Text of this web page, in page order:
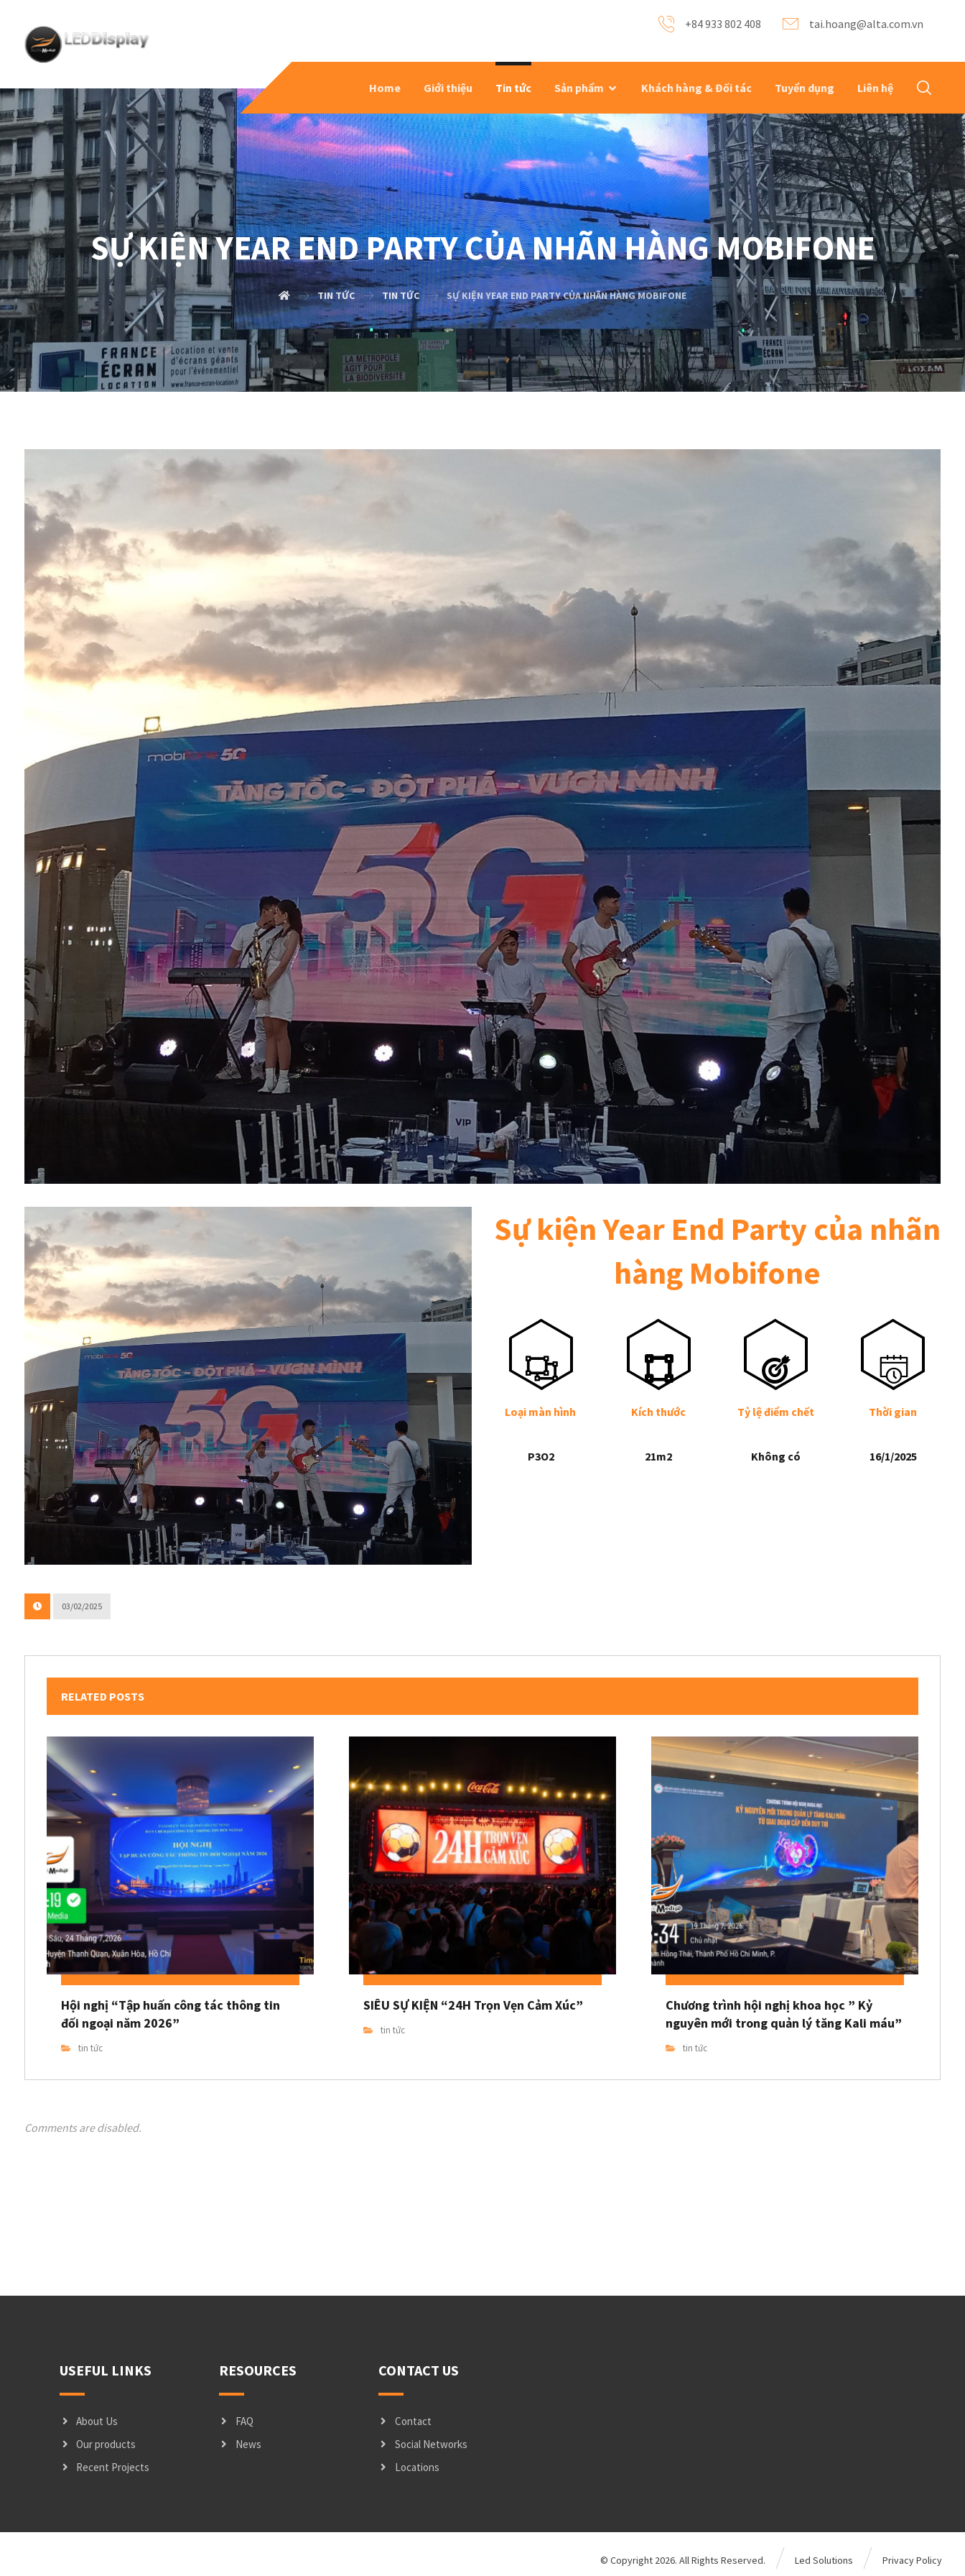
tai.hoang@alta.com.vn
+84 933 802 408
Home Giới thiệu Tin tức Sản phẩm Khách hàng & Đối tác Tuyển dụng Liên hệ
SỰ KIỆN YEAR END PARTY CỦA NHÃN HÀNG MOBIFONE
TIN TỨC TIN TỨC SỰ KIỆN YEAR END PARTY CỦA NHÃN HÀNG MOBIFONE
Sự kiện Year End Party của nhãn
hàng Mobifone
Loại màn hình
P3O2
Kích thước
21m2
Tỷ lệ điểm chết
Không có
Thời gian
16/1/2025
03/02/2025
RELATED POSTS
Hội nghị “Tập huấn công tác thông tin
đối ngoại năm 2026”
tin tức
SIÊU SỰ KIỆN “24H Trọn Vẹn Cảm Xúc”
tin tức
Chương trình hội nghị khoa học ” Kỷ
nguyên mới trong quản lý tăng Kali máu”
tin tức
Comments are disabled.
USEFUL LINKS
About Us
Our products
Recent Projects
RESOURCES
FAQ
News
CONTACT US
Contact
Social Networks
Locations
Privacy Policy
Led Solutions
© Copyright 2026. All Rights Reserved.